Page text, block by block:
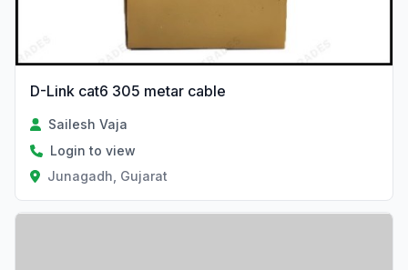
D-Link cat6 305 metar cable
Sailesh Vaja
Login to view
Junagadh, Gujarat